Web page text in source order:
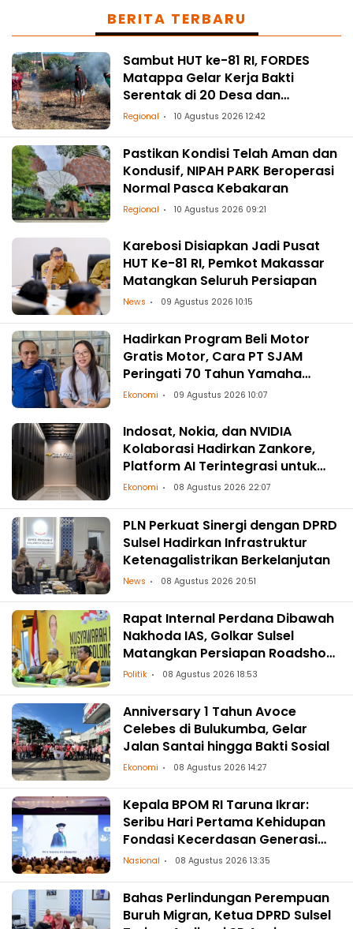
BERITA TERBARU
Sambut HUT ke-81 RI, FORDES
Matappa Gelar Kerja Bakti
Serentak di 20 Desa dan
Kelurahan
Regional 10 Agustus 2026 12:42
Pastikan Kondisi Telah Aman dan
Kondusif, NIPAH PARK Beroperasi
Normal Pasca Kebakaran
Regional 10 Agustus 2026 09:21
Karebosi Disiapkan Jadi Pusat
HUT Ke-81 RI, Pemkot Makassar
Matangkan Seluruh Persiapan
News 09 Agustus 2026 10:15
Hadirkan Program Beli Motor
Gratis Motor, Cara PT SJAM
Peringati 70 Tahun Yamaha
Indonesia dan HUT RI ke-81
Ekonomi 09 Agustus 2026 10:07
Indosat, Nokia, dan NVIDIA
Kolaborasi Hadirkan Zankore,
Platform AI Terintegrasi untuk
Asia-Pasifik
Ekonomi 08 Agustus 2026 22:07
PLN Perkuat Sinergi dengan DPRD
Sulsel Hadirkan Infrastruktur
Ketenagalistrikan Berkelanjutan
News 08 Agustus 2026 20:51
Rapat Internal Perdana Dibawah
Nakhoda IAS, Golkar Sulsel
Matangkan Persiapan Roadshow
ke Daerah
Politik 08 Agustus 2026 18:53
Anniversary 1 Tahun Avoce
Celebes di Bulukumba, Gelar
Jalan Santai hingga Bakti Sosial
Ekonomi 08 Agustus 2026 14:27
Kepala BPOM RI Taruna Ikrar:
Seribu Hari Pertama Kehidupan
Fondasi Kecerdasan Generasi
Masa Depan
Nasional 08 Agustus 2026 13:35
Bahas Perlindungan Perempuan
Buruh Migran, Ketua DPRD Sulsel